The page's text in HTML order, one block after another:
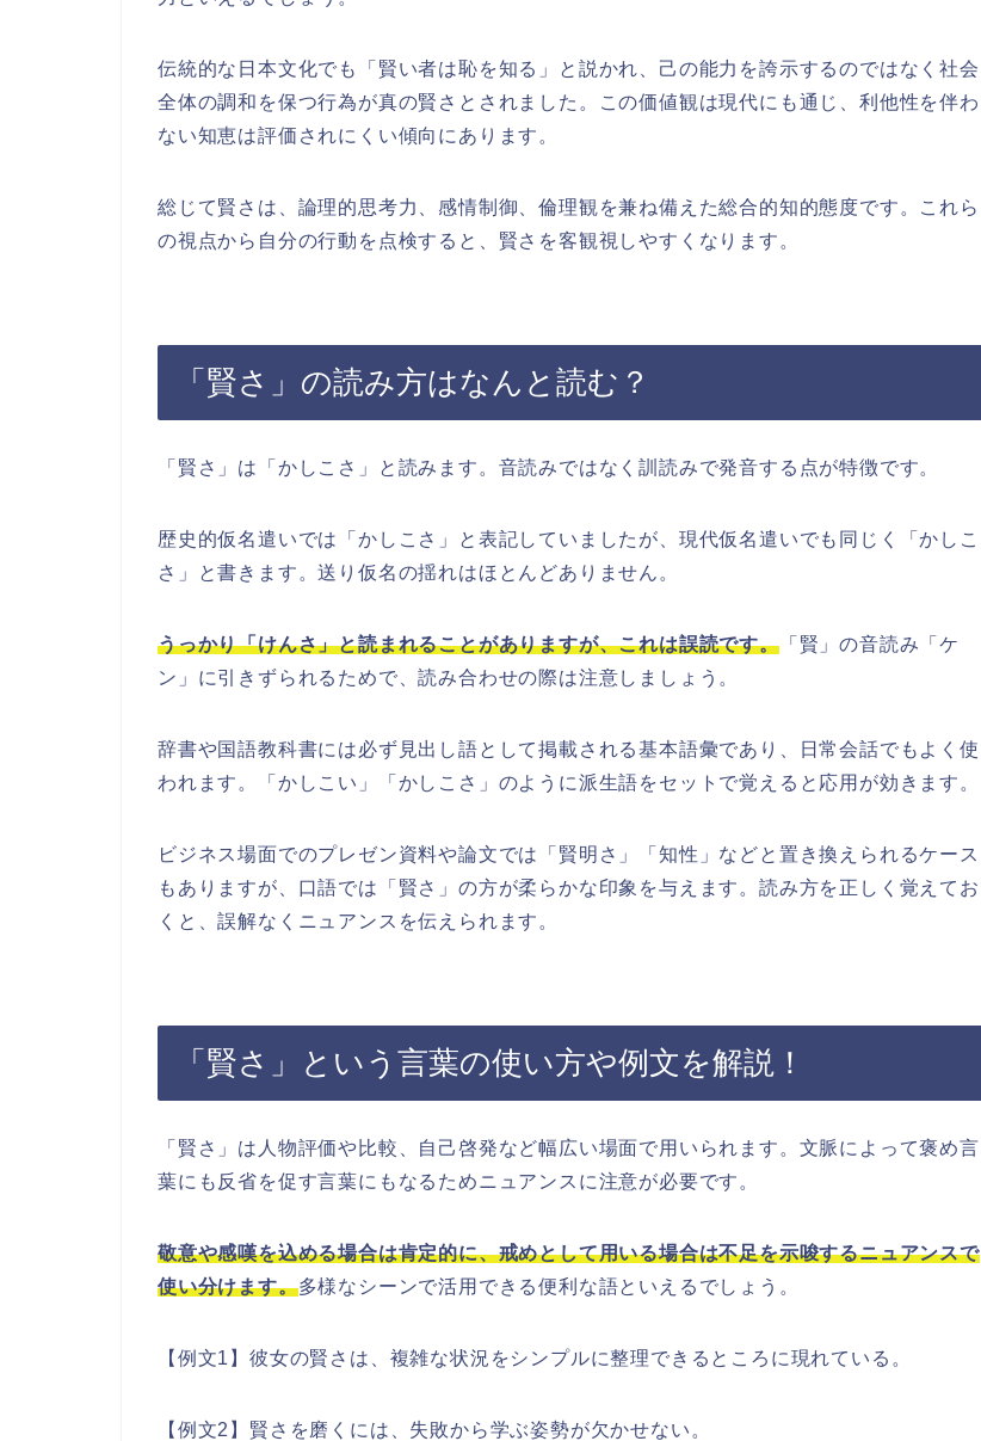
伝統的な日本文化でも「賢い者は恥を知る」と説かれ、己の能力を誇示するのではなく社会
全体の調和を保つ行為が真の賢さとされました。この価値観は現代にも通じ、利他性を伴わ
ない知恵は評価されにくい傾向にあります。
総じて賢さは、論理的思考力、感情制御、倫理観を兼ね備えた総合的知的態度です。これら
の視点から自分の行動を点検すると、賢さを客観視しやすくなります。
「賢さ」の読み方はなんと読む？
「賢さ」は「かしこさ」と読みます。音読みではなく訓読みで発音する点が特徴です。
歴史的仮名遣いでは「かしこさ」と表記していましたが、現代仮名遣いでも同じく「かしこ
さ」と書きます。送り仮名の揺れはほとんどありません。
うっかり「けんさ」と読まれることがありますが、これは誤読です。「賢」の音読み「ケ
ン」に引きずられるためで、読み合わせの際は注意しましょう。
辞書や国語教科書には必ず見出し語として掲載される基本語彙であり、日常会話でもよく使
われます。「かしこい」「かしこさ」のように派生語をセットで覚えると応用が効きます。
ビジネス場面でのプレゼン資料や論文では「賢明さ」「知性」などと置き換えられるケース
もありますが、口語では「賢さ」の方が柔らかな印象を与えます。読み方を正しく覚えてお
くと、誤解なくニュアンスを伝えられます。
「賢さ」という言葉の使い方や例文を解説！
「賢さ」は人物評価や比較、自己啓発など幅広い場面で用いられます。文脈によって褒め言
葉にも反省を促す言葉にもなるためニュアンスに注意が必要です。
敬意や感嘆を込める場合は肯定的に、戒めとして用いる場合は不足を示唆するニュアンスで
使い分けます。多様なシーンで活用できる便利な語といえるでしょう。
【例文1】彼女の賢さは、複雑な状況をシンプルに整理できるところに現れている。
【例文2】賢さを磨くには、失敗から学ぶ姿勢が欠かせない。